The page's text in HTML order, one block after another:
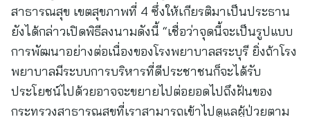
สาธารณสุข เขตสุขภาพที่ 4 ซึ่งให้เกียรติมาเป็นประธาน
ยังได้กล่าวเปิดพิธีลงนามดังนี้ “เชื่อว่าจุดนี้จะเป็นรูปแบบ
การพัฒนาอย่างต่อเนื่องของโรงพยาบาลสระบุรี ยิ่งถ้าโรง
พยาบาลมีระบบการบริหารที่ดีประชาชนก็จะได้รับ
ประโยชน์ไปด้วยอาจจะขยายไปต่อยอดไปถึงฝันของ
กระทรวงสาธารณสุขที่เราสามารถเข้าไปดูแลผู้ป่วยตาม